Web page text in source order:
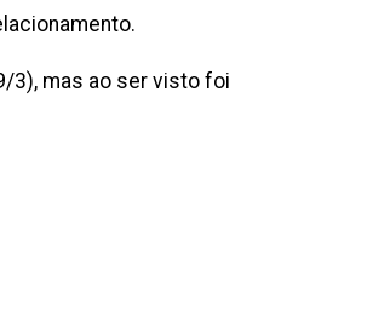
3), mas ao ser visto foi